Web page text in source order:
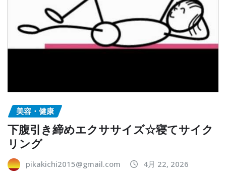
美容・健康
下腹引き締めエクササイズ☆寝てサイク
リング
pikakichi2015@gmail.com 4月 22, 2026